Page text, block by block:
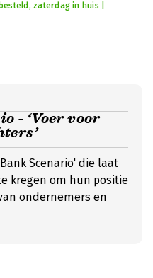
zaterdag in huis |
- ‘Voer voor
Scenario' die laat
kregen om hun positie
ondernemers en